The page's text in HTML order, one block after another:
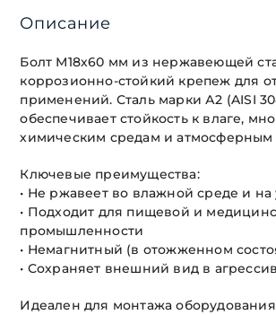
Описание
Болт М18х60 мм из нержавеющей
коррозионно-стойкий крепеж для
применений. Сталь марки А2 (AISI
обеспечивает стойкость к влаге,
химическим средам и атмосферным
Ключевые преимущества:
• Не ржавеет во влажной среде и на
• Подходит для пищевой и
промышленности
• Немагнитный (в отожженном
• Сохраняет внешний вид в
Идеален для монтажа